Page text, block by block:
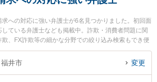
への対応に強い弁護士が6名見つかりました。初回面
ている弁護士なども掲載中。詐欺・消費者問題に関
、FX詐欺等の細かな分野での絞り込み検索もでき便
所の勝見 泰斗弁護士や吉浦・前田法律事務所の吉浦
所の宮本 崇史弁護士のプロフィール情報や弁護士費
井市 変更